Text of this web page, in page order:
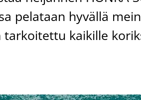
pelataan hyvällä
tarkoitettu kaikille